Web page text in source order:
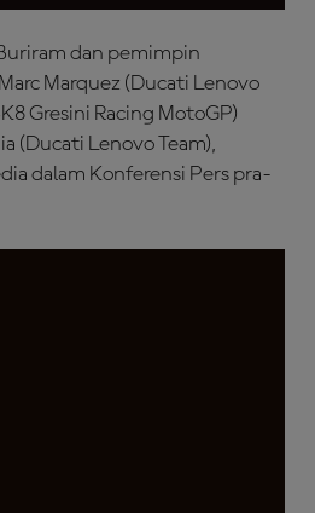
dan pemimpin
Marquez (Ducati Lenovo
Gresini Racing MotoGP)
(Ducati Lenovo Team),
dalam Konferensi Pers pra-